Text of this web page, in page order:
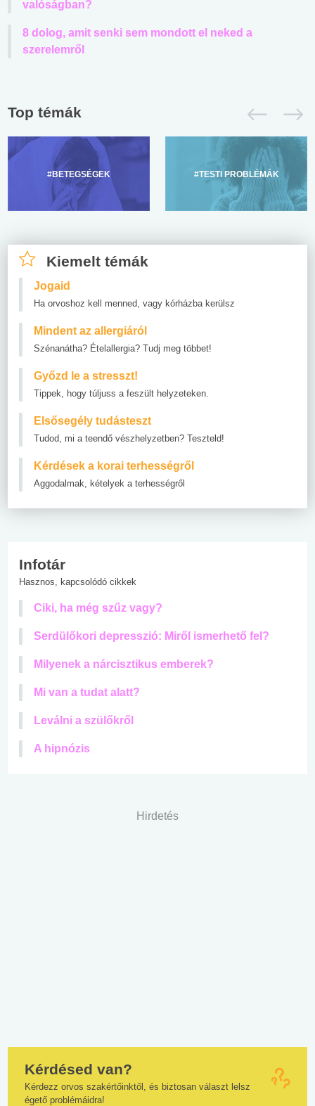
valóságban?
8 dolog, amit senki sem mondott el neked a
szerelemről
Top témák
#BETEGSÉGEK #TESTI PROBLÉMÁK
Kiemelt témák
Jogaid
Ha orvoshoz kell menned, vagy kórházba kerülsz
Mindent az allergiáról
Szénanátha? Ételallergia? Tudj meg többet!
Győzd le a stresszt!
Tippek, hogy túljuss a feszült helyzeteken.
Elsősegély tudásteszt
Tudod, mi a teendő vészhelyzetben? Teszteld!
Kérdések a korai terhességről
Aggodalmak, kételyek a terhességről
Infotár
Hasznos, kapcsolódó cikkek
Ciki, ha még szűz vagy?
Serdülőkori depresszió: Miről ismerhető fel?
Milyenek a nárcisztikus emberek?
Mi van a tudat alatt?
Leválni a szülőkről
A hipnózis
Hirdetés
Kérdésed van?
Kérdezz orvos szakértőinktől, és biztosan választ lelsz
égető problémáidra!